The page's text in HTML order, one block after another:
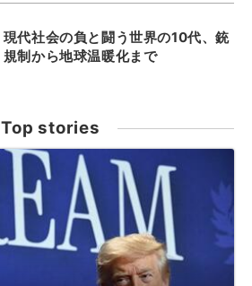
現代社会の負と闘う世界の10代、銃
規制から地球温暖化まで
Top stories